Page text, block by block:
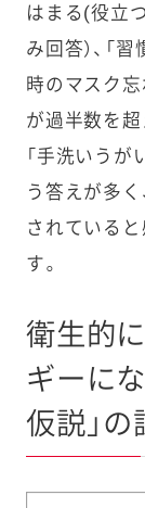
はまる(役立
み回答）、「
時のマスク忘
が過半数を超
「手洗いうが
う答えが多
されている
す。
衛生的
ギーに
仮説」の